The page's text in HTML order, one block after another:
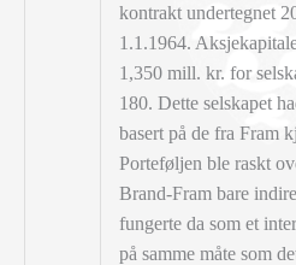
kontrakt undertegnet
1.1.1964.
1,350 mill. kr. for
180. Dette selskapet
basert på de fra Fram
Porteføljen ble raskt
Brand-Fram bare
fungerte da som et
på samme måte som